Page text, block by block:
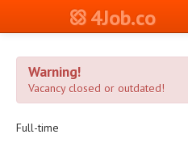
4Job.co
Warning!
Vacancy closed or outdated!
Full-time